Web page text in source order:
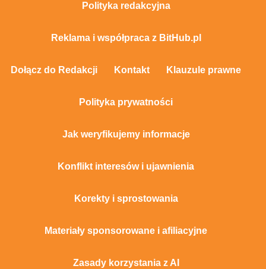
Polityka redakcyjna
Reklama i współpraca z BitHub.pl
Dołącz do Redakcji Kontakt Klauzule prawne
Polityka prywatności
Jak weryfikujemy informacje
Konflikt interesów i ujawnienia
Korekty i sprostowania
Materiały sponsorowane i afiliacyjne
Zasady korzystania z AI